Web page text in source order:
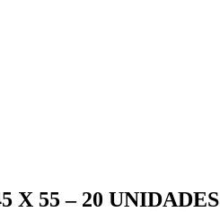
X 55 – 20 UNIDADES